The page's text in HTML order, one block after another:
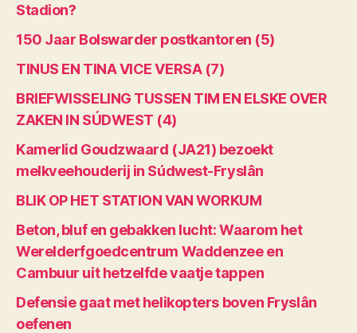
Stadion?
150 Jaar Bolswarder postkantoren (5)
TINUS EN TINA VICE VERSA (7)
BRIEFWISSELING TUSSEN TIM EN ELSKE OVER
ZAKEN IN SÚDWEST (4)
Kamerlid Goudzwaard (JA21) bezoekt
melkveehouderij in Súdwest-Fryslân
BLIK OP HET STATION VAN WORKUM
Beton, bluf en gebakken lucht: Waarom het
Werelderfgoedcentrum Waddenzee en
Cambuur uit hetzelfde vaatje tappen
Defensie gaat met helikopters boven Fryslân
oefenen